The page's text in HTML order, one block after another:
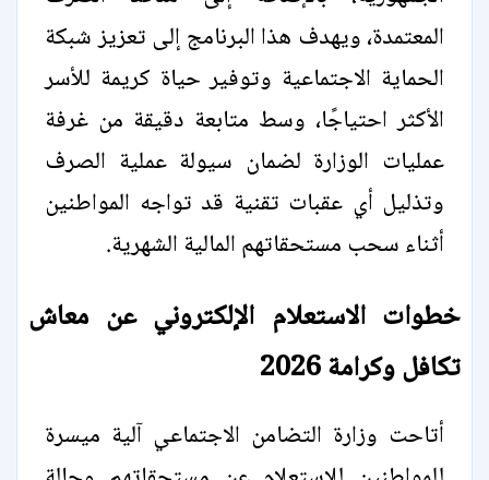
المعتمدة، ويهدف هذا البرنامج إلى تعزيز شبكة
الحماية الاجتماعية وتوفير حياة كريمة للأسر
الأكثر احتياجًا، وسط متابعة دقيقة من غرفة
عمليات الوزارة لضمان سيولة عملية الصرف
وتذليل أي عقبات تقنية قد تواجه المواطنين
أثناء سحب مستحقاتهم المالية الشهرية.
خطوات الاستعلام الإلكتروني عن معاش
تكافل وكرامة 2026
أتاحت وزارة التضامن الاجتماعي آلية ميسرة